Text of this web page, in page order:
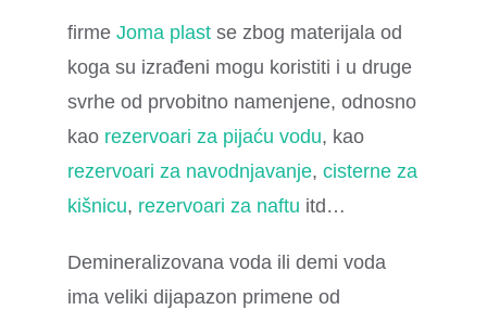
firmeJoma plast se zbog materijala od
koga su izrađeni mogu koristiti i u druge
svrhe od prvobitno namenjene, odnosno
kao rezervoari za pijaću vodu, kao
rezervoari za navodnjavanje,cisterne za
kišnicu, rezervoari za naftu itd…
Demineralizovana voda ili demi voda
ima veliki dijapazon primene od